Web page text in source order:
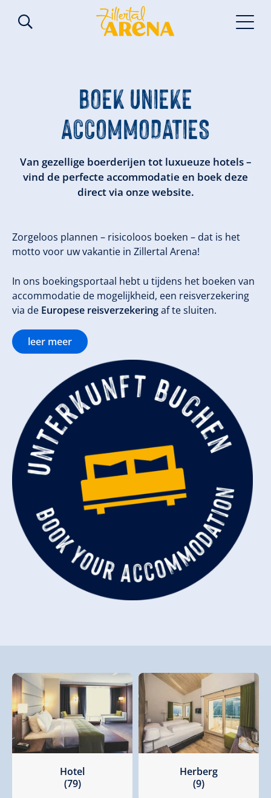
BOEK UNIEKE
ACCOMMODATIES
Van gezellige boerderijen tot luxueuze hotels –
vind de perfecte accommodatie en boek deze
direct via onze website.
Zorgeloos plannen – risicoloos boeken – dat is het
motto voor uw vakantie in Zillertal Arena!
In ons boekingsportaal hebt u tijdens het boeken van
accommodatie de mogelijkheid, een reisverzekering
via de Europese reisverzekeringaf te sluiten.
leer meer
Hotel
(79)
Herberg
(9)